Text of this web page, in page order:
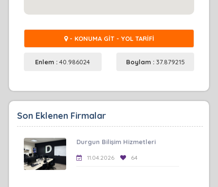
- KONUMA GİT - YOL TARİFİ
Enlem :40.986024 Boylam : 37.879215
Son Eklenen Firmalar
Durgun Bilişim Hizmetleri
11.04.2026 64